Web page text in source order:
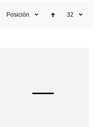
Posición 32